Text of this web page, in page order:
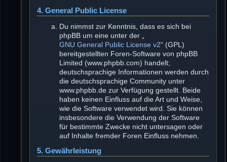
4. General Public License
Du nimmst zur Kenntnis, dass es sich bei
phpBB um eine unter der „
GNU General Public License v2“ (GPL)
bereitgestellten Foren-Software von phpBB
Limited (www.phpbb.com) handelt;
deutschsprachige Informationen werden durch
die deutschsprachige Community unter
www.phpbb.de zur Verfügung gestellt. Beide
haben keinen Einfluss auf die Art und Weise,
wie die Software verwendet wird. Sie können
insbesondere die Verwendung der Software
für bestimmte Zwecke nicht untersagen oder
auf Inhalte fremder Foren Einfluss nehmen.
5. Gewährleistung